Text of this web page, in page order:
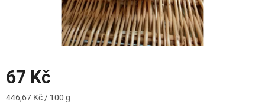
67 Kč
Měrná
446,67 Kč / 100 g